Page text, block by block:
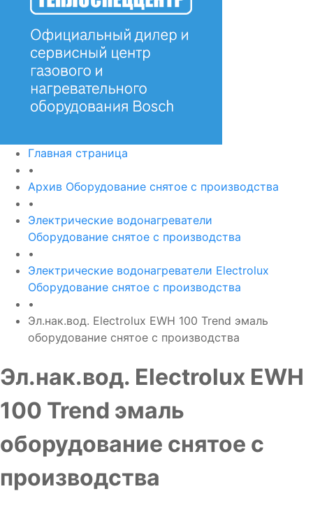
Главная страница
•
Архив Оборудование снятое с производства
•
Электрические водонагреватели
Оборудование снятое с производства
•
Электрические водонагреватели Electrolux
Оборудование снятое с производства
•
Эл.нак.вод. Electrolux EWH 100 Trend эмаль
оборудование снятое с производства
Эл.нак.вод. Electrolux EWH
100 Trend эмаль
оборудование снятое с
производства